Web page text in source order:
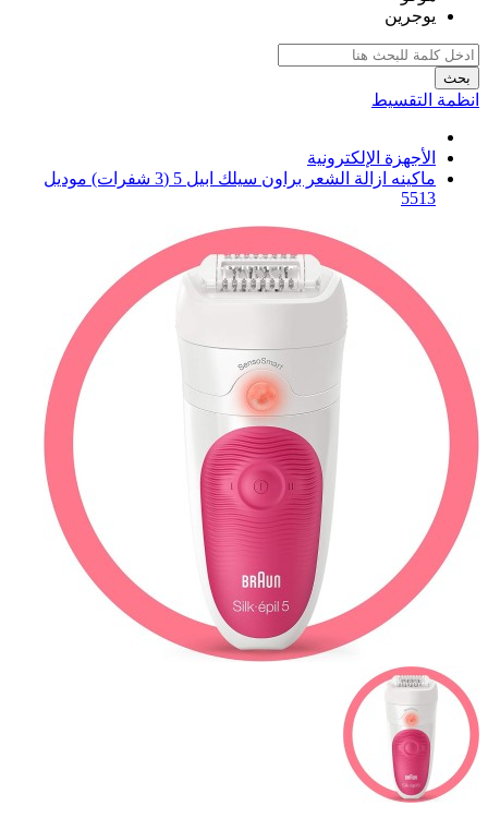
يوجرين
بحث
انظمة التقسيط
الأجهزة الإلكترونية
ماكينه ازالة الشعر براون سيلك ابيل 5 (3 شفرات) موديل
5513